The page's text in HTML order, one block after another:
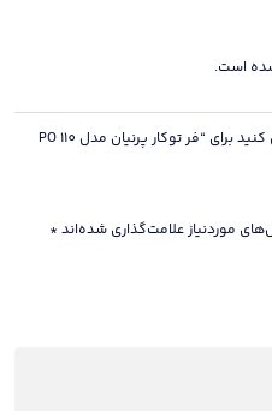
است.
اولین نفری باشید که دیدگاهی را ارسال می کنید برای “فر توکار پرنیان مدل PO 110
موردنیاز علامت‌گذاری شده‌اند *